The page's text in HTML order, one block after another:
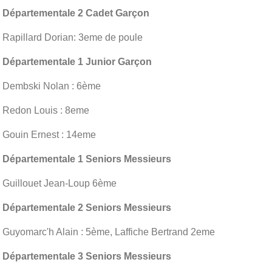
Départementale 2 Cadet Garçon
Rapillard Dorian: 3eme de poule
Départementale 1 Junior Garçon
Dembski Nolan : 6ème
Redon Louis : 8eme
Gouin Ernest : 14eme
Départementale 1 Seniors Messieurs
Guillouet Jean-Loup 6ème
Départementale 2 Seniors Messieurs
Guyomarc'h Alain : 5ème, Laffiche Bertrand 2eme
Départementale 3 Seniors Messieurs